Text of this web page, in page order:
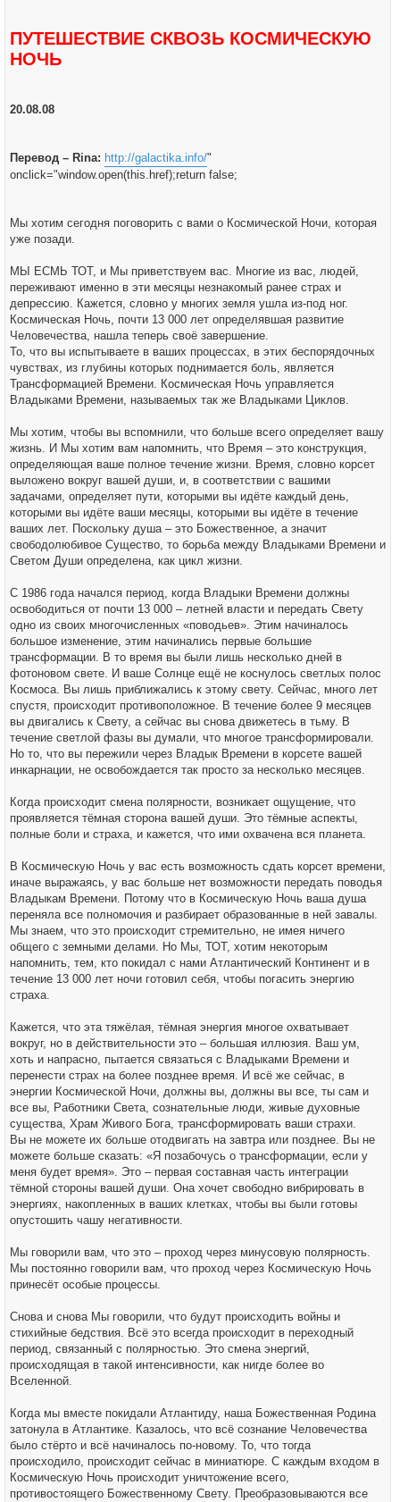
и
ПУТЕШЕСТВИЕ СКВОЗЬ КОСМИЧЕСКУЮ
НОЧЬ
20.08.08
Перевод – Rina: http://galactika.info/"
onclick="window.open(this.href);return false;
Мы хотим сегодня поговорить с вами о Космической Ночи, которая
уже позади.
МЫ ЕСМЬ ТОТ, и Мы приветствуем вас. Многие из вас, людей,
переживают именно в эти месяцы незнакомый ранее страх и
депрессию. Кажется, словно у многих земля ушла из-под ног.
Космическая Ночь, почти 13 000 лет определявшая развитие
Человечества, нашла теперь своё завершение.
То, что вы испытываете в ваших процессах, в этих беспорядочных
чувствах, из глубины которых поднимается боль, является
Трансформацией Времени. Космическая Ночь управляется
Владыками Времени, называемых так же Владыками Циклов.
Мы хотим, чтобы вы вспомнили, что больше всего определяет вашу
жизнь. И Мы хотим вам напомнить, что Время – это конструкция,
определяющая ваше полное течение жизни. Время, словно корсет
выложено вокруг вашей души, и, в соответствии с вашими
задачами, определяет пути, которыми вы идёте каждый день,
которыми вы идёте ваши месяцы, которыми вы идёте в течение
ваших лет. Поскольку душа – это Божественное, а значит
свободолюбивое Существо, то борьба между Владыками Времени и
Светом Души определена, как цикл жизни.
С 1986 года начался период, когда Владыки Времени должны
освободиться от почти 13 000 – летней власти и передать Свету
одно из своих многочисленных «поводьев». Этим начиналось
большое изменение, этим начинались первые большие
трансформации. В то время вы были лишь несколько дней в
фотоновом свете. И ваше Солнце ещё не коснулось светлых полос
Космоса. Вы лишь приближались к этому свету. Сейчас, много лет
спустя, происходит противоположное. В течение более 9 месяцев
вы двигались к Свету, а сейчас вы снова движетесь в тьму. В
течение светлой фазы вы думали, что многое трансформировали.
Но то, что вы пережили через Владык Времени в корсете вашей
инкарнации, не освобождается так просто за несколько месяцев.
Когда происходит смена полярности, возникает ощущение, что
проявляется тёмная сторона вашей души. Это тёмные аспекты,
полные боли и страха, и кажется, что ими охвачена вся планета.
В Космическую Ночь у вас есть возможность сдать корсет времени,
иначе выражаясь, у вас больше нет возможности передать поводья
Владыкам Времени. Потому что в Космическую Ночь ваша душа
переняла все полномочия и разбирает образованные в ней завалы.
Мы знаем, что это происходит стремительно, не имея ничего
общего с земными делами. Но Мы, ТОТ, хотим некоторым
напомнить, тем, кто покидал с нами Атлантический Континент и в
течение 13 000 лет ночи готовил себя, чтобы погасить энергию
страха.
Кажется, что эта тяжёлая, тёмная энергия многое охватывает
вокруг, но в действительности это – большая иллюзия. Ваш ум,
хоть и напрасно, пытается связаться с Владыками Времени и
перенести страх на более позднее время. И всё же сейчас, в
энергии Космической Ночи, должны вы, должны вы все, ты сам и
все вы, Работники Света, сознательные люди, живые духовные
существа, Храм Живого Бога, трансформировать ваши страхи.
Вы не можете их больше отодвигать на завтра или позднее. Вы не
можете больше сказать: «Я позабочусь о трансформации, если у
меня будет время». Это – первая составная часть интеграции
тёмной стороны вашей души. Она хочет свободно вибрировать в
энергиях, накопленных в ваших клетках, чтобы вы были готовы
опустошить чашу негативности.
Мы говорили вам, что это – проход через минусовую полярность.
Мы постоянно говорили вам, что проход через Космическую Ночь
принесёт особые процессы.
Снова и снова Мы говорили, что будут происходить войны и
стихийные бедствия. Всё это всегда происходит в переходный
период, связанный с полярностью. Это смена энергий,
происходящая в такой интенсивности, как нигде более во
Вселенной.
Когда мы вместе покидали Атлантиду, наша Божественная Родина
затонула в Атлантике. Казалось, что всё сознание Человечества
было стёрто и всё начиналось по-новому. То, что тогда
происходило, происходит сейчас в миниатюре. С каждым входом в
Космическую Ночь происходит уничтожение всего,
противостоящего Божественному Свету. Преобразовываются все